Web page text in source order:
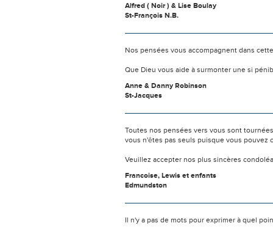
Alfred ( Noir ) & Lise Boulay
St-François N.B.
Nos pensées vous accompagnent dans
Que Dieu vous aide à surmonter une si
Anne & Danny Robinson
St-Jacques
Toutes nos pensées vers vous sont
vous n'êtes pas seuls puisque vous pouvez
Veuillez accepter nos plus sincères
Francoise, Lewis et enfants
Edmundston
Il n'y a pas de mots pour exprimer à quel